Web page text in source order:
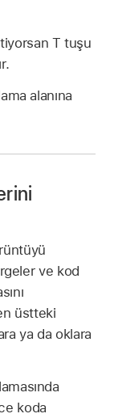
T tuşu
alanına
ve kod
üstteki
ya da oklara
koda